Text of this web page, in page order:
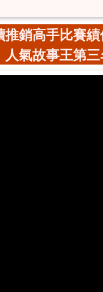
推銷高手比賽
人氣故事王第三